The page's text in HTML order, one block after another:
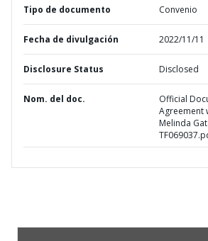
Tipo de documento Convenio
Fecha de divulgación 2022/11/11
Disclosure Status Disclosed
Nom. del doc.
Official
Agreement
Melinda